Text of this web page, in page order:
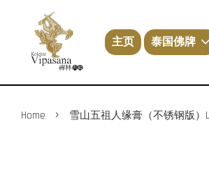
主页 泰国佛牌
Home › 雪山五祖人缘膏（不锈钢版）